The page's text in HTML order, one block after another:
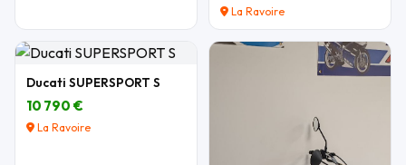
La Ravoire
Ducati SUPERSPORT S
10 790 €
La Ravoire